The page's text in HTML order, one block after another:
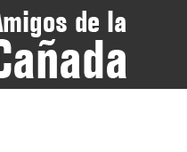
LA CAÑADA